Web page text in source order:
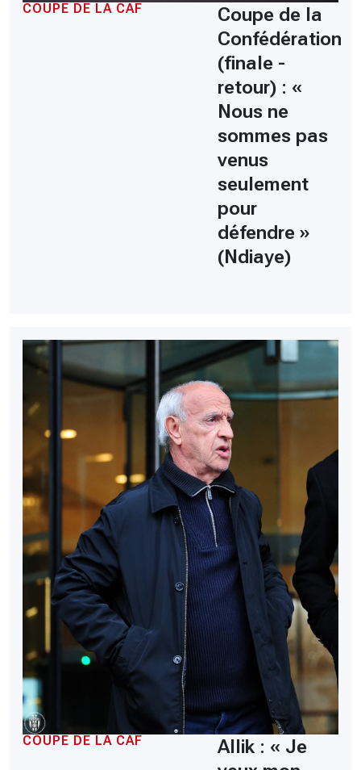
COUPE DE LA CAF
Coupe de la
Confédération
(finale -
retour) : «
Nous ne
sommes pas
venus
seulement
pour
défendre »
(Ndiaye)
COUPE DE LA CAF
Allik : « Je